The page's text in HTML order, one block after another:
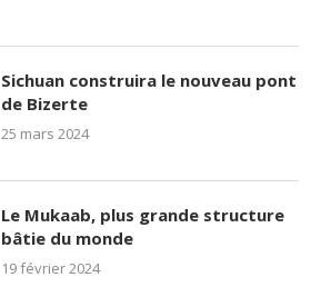
Sichuan construira le nouveau pont
de Bizerte
25 mars 2024
Le Mukaab, plus grande structure
bâtie du monde
19 février 2024